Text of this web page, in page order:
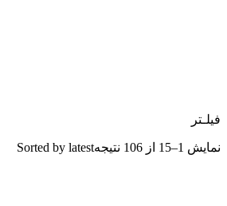
فیلـتر
نمایش 1–15 از 106 نتیجه Sorted by latest